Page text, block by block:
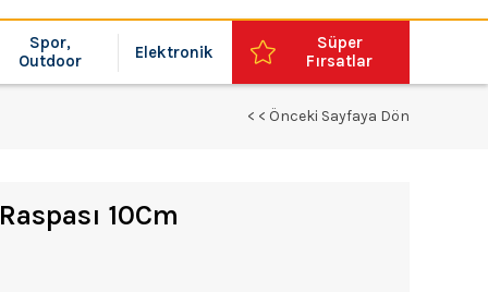
Spor,
Outdoor
Elektronik
Süper
Fırsatlar
< < Önceki Sayfaya Dön
10Cm